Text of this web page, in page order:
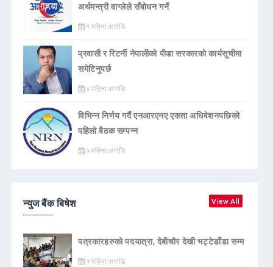
अर्थमन्त्री वाग्लेले सँबोधन गर्ने
१ महिना अगाडि
प्रवासी र रिटर्नी नेपालीको पीडा सरकारको कार्यसूचीमा
समेटिनुपर्छ
४ महिना अगाडि
विभिन्न निर्णय गर्दै एनआरएनए एकता अधिवेशनपछिको
पहिलो बैठक सम्पन्न
५ महिना अगाडि
न्युज बैंक बिषेश View All
पत्रकारहरुको पदयात्रा, देबीचौर देखी भट्टेडाँडा सम्म
१ महिना अगाडि